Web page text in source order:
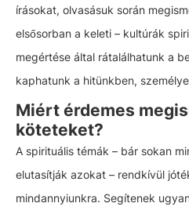
írásokat, olvasásuk során
elsősorban a keleti – kultúrák
megértése által rátalálhatunk a
kaphatunk a hitünkben,
Miért érdemes
köteteket?
A spirituális témák – bár sokan
elutasítják azokat – rendkívül
mindannyiunkra. Segítenek